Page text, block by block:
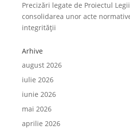
Precizări legate de Proiectul
consolidarea unor acte
integrității
Arhive
august 2026
iulie 2026
iunie 2026
mai 2026
aprilie 2026